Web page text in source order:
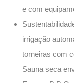
e com
irrigação
torneiras com
Sauna seca